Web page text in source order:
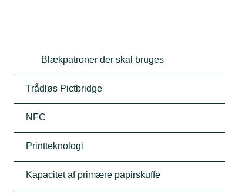
Blækpatroner der skal bruges
Trådløs Pictbridge
NFC
Printteknologi
Kapacitet af primære papirskuffe